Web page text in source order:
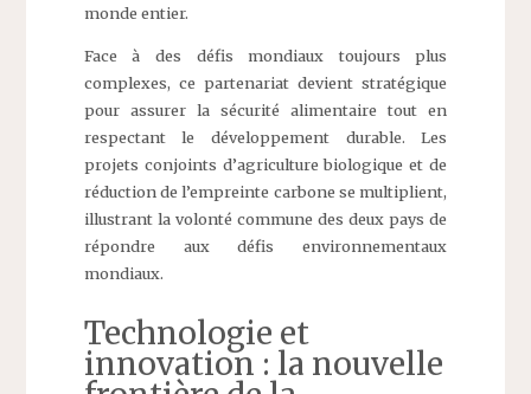
monde entier.
Face à des défis mondiaux toujours plus
complexes, ce partenariat devient stratégique
pour assurer la sécurité alimentaire tout en
respectant le développement durable. Les
projets conjoints d’agriculture biologique et de
réduction de l’empreinte carbone se multiplient,
illustrant la volonté commune des deux pays de
répondre aux défis environnementaux
mondiaux.
Technologie et
innovation : la nouvelle